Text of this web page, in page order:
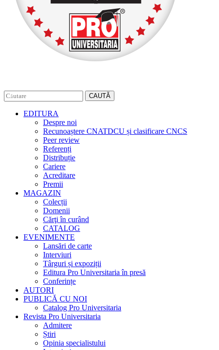
CAUTĂ
EDITURA
Despre noi
Recunoaștere CNATDCU și clasificare CNCS
Peer review
Referenți
Distribuție
Cariere
Acreditare
Premii
MAGAZIN
Colecții
Domenii
Cărţi în curând
CATALOG
EVENIMENTE
Lansări de carte
Interviuri
Târguri și expoziții
Editura Pro Universitaria în presă
Conferințe
AUTORI
PUBLICĂ CU NOI
Catalog Pro Universitaria
Revista Pro Universitaria
Admitere
Știri
Opinia specialistului